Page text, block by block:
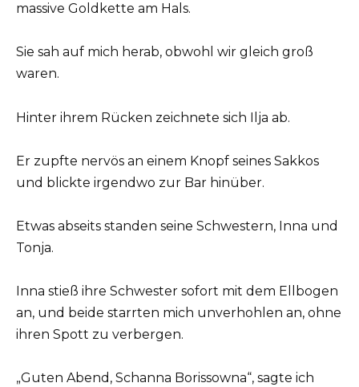
massive Goldkette am Hals.
Sie sah auf mich herab, obwohl wir gleich groß
waren.
Hinter ihrem Rücken zeichnete sich Ilja ab.
Er zupfte nervös an einem Knopf seines Sakkos
und blickte irgendwo zur Bar hinüber.
Etwas abseits standen seine Schwestern, Inna und
Tonja.
Inna stieß ihre Schwester sofort mit dem Ellbogen
an, und beide starrten mich unverhohlen an, ohne
ihren Spott zu verbergen.
„Guten Abend, Schanna Borissowna“, sagte ich